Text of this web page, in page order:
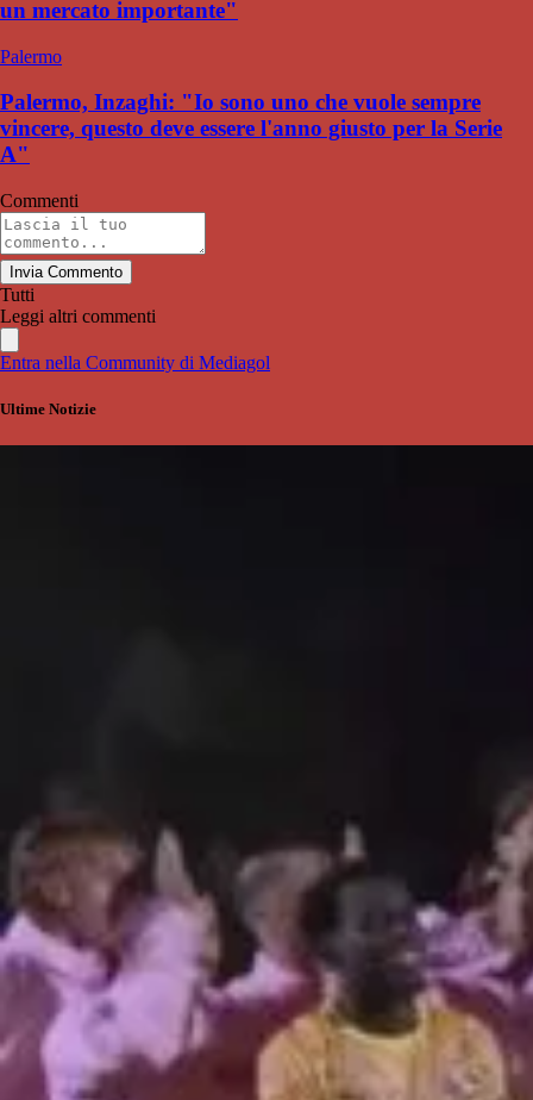
un mercato importante"
Palermo
Palermo, Inzaghi: "Io sono uno che vuole sempre
vincere, questo deve essere l'anno giusto per la Serie
A"
Commenti
Invia Commento
Tutti
Leggi altri commenti
Entra nella Community di Mediagol
Ultime Notizie